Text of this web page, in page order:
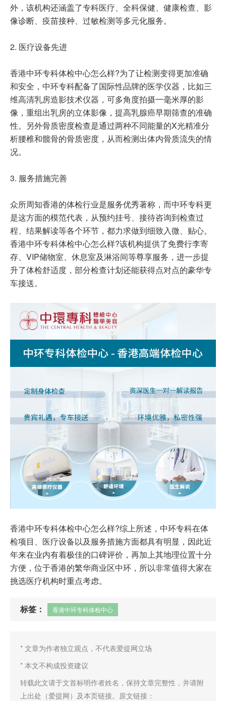
外，该机构还涵盖了专科医疗、全科保健、健康检查、影
像诊断、疫苗接种、过敏检测等多元化服务。
2. 医疗设备先进
香港中环专科体检中心怎么样?为了让检测变得更加准确
和安全，中环专科配备了国际性品牌的医学仪器，比如三
维高清乳房造影技术仪器，可多角度拍摄一毫米厚的影
像，重组出乳房的立体影像，提高乳腺癌早期筛查的准确
性。另外骨质密度检查是通过两种不同能量的X光精准分
析腰椎和髋骨的骨质密度，从而检测出体内骨质流失的情
况。
3. 服务措施完善
众所周知香港的体检行业是服务优秀著称，而中环专科更
是这方面的模范代表，从预约挂号、接待咨询到检查过
程、结果解读等各个环节，都力求做到细致入微、贴心。
香港中环专科体检中心怎么样?该机构提供了免费行李寄
存、VIP储物室、休息室及淋浴间等尊享服务，进一步提
升了体检舒适度，部分检查计划还能获得点对点的豪华专
车接送。
香港中环专科体检中心怎么样?综上所述，中环专科在体
检项目、医疗设备以及服务措施方面都具有明显，因此近
年来在业内有着极佳的口碑评价，再加上其地理位置十分
方便，位于香港的繁华商业区中环，所以非常值得大家在
挑选医疗机构时重点考虑。
标签： 香港中环专科体检中心
* 文章为作者独立观点，不代表爱提网立场
* 本文不构成投资建议
转载此文请于文首标明作者姓名，保持文章完整性，并请附
上出处（爱提网）及本页链接。原文链接：